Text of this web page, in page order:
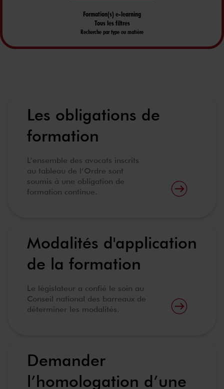
Formation(s) e-learning
Tous les filtres
Recherche par type ou matière
Les obligations de
formation
L’ensemble des avocats inscrits
au tableau de l’Ordre sont
soumis à une obligation de
formation continue.
Modalités d'application
de la formation
Le législateur a confié le soin au
Conseil national des barreaux de
déterminer les modalités.
Demander
l’homologation d’une